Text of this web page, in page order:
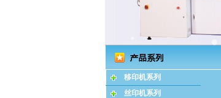
移印机系列
丝印机系列